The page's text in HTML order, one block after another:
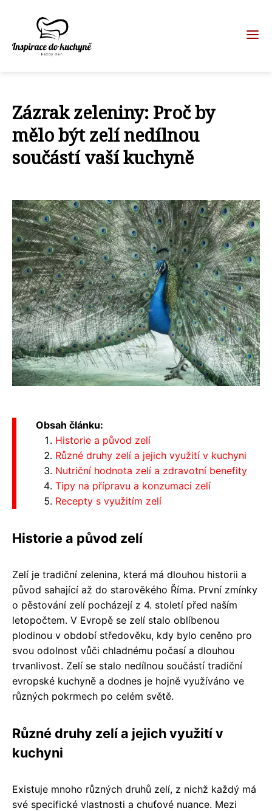
Zázrak zeleniny: Proč by
mělo být zelí nedílnou
součástí vaší kuchyně
Obsah článku:
Historie a původ zelí
Různé druhy zelí a jejich využití v kuchyni
Nutriční hodnota zelí a zdravotní benefity
Tipy na přípravu a konzumaci zelí
Recepty s využitím zelí
Historie a původ zelí
Zelí je tradiční zelenina, která má dlouhou historii a
původ sahající až do starověkého Říma. První zmínky
o pěstování zelí pocházejí z 4. století před naším
letopočtem. V Evropě se zelí stalo oblíbenou
plodinou v období středověku, kdy bylo ceněno pro
svou odolnost vůči chladnému počasí a dlouhou
trvanlivost. Zelí se stalo nedílnou součástí tradiční
evropské kuchyně a dodnes je hojně využíváno ve
různých pokrmech po celém světě.
Různé druhy zelí a jejich využití v
kuchyni
Existuje mnoho různých druhů zelí, z nichž každý má
své specifické vlastnosti a chuťové nuance. Mezi